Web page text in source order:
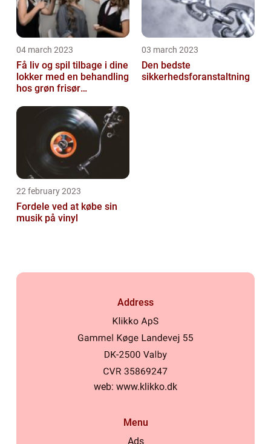
04 march 2023
Få liv og spil tilbage i dine
lokker med en behandling
hos grøn frisør
03 march 2023
Den bedste
sikkerhedsforanstaltning
22 february 2023
Fordele ved at købe sin
musik på vinyl
Address
web: www.klikko.dk
Menu
Ads